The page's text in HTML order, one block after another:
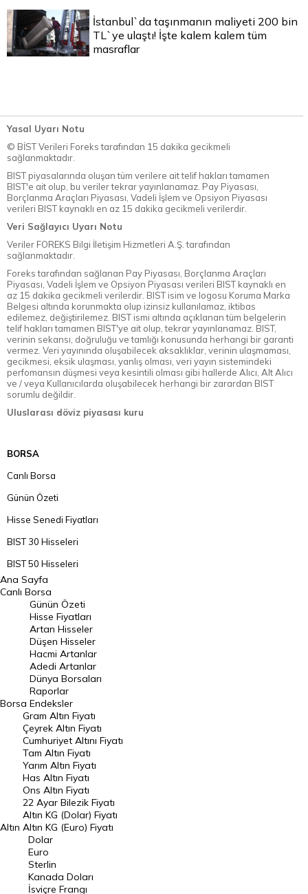
İstanbul`da taşınmanın maliyeti 200 bin
TL`ye ulaştı! İşte kalem kalem tüm
masraflar
Yasal Uyarı Notu
© BİST Verileri Foreks tarafından 15 dakika gecikmeli
sağlanmaktadır.
BIST piyasalarında oluşan tüm verilere ait telif hakları tamamen
BIST'e ait olup, bu veriler tekrar yayınlanamaz. Pay Piyasası,
Borçlanma Araçları Piyasası, Vadeli İşlem ve Opsiyon Piyasası
verileri BIST kaynaklı en az 15 dakika gecikmeli verilerdir.
Veri Sağlayıcı Uyarı Notu
Veriler FOREKS Bilgi İletişim Hizmetleri A.Ş. tarafından
sağlanmaktadır.
Foreks tarafından sağlanan Pay Piyasası, Borçlanma Araçları
Piyasası, Vadeli İşlem ve Opsiyon Piyasası verileri BIST kaynaklı en
az 15 dakika gecikmeli verilerdir. BIST isim ve logosu Koruma Marka
Belgesi altında korunmakta olup izinsiz kullanılamaz, iktibas
edilemez, değiştirilemez. BIST ismi altında açıklanan tüm belgelerin
telif hakları tamamen BIST'ye ait olup, tekrar yayınlanamaz. BIST,
verinin sekansı, doğruluğu ve tamlığı konusunda herhangi bir garanti
vermez. Veri yayınında oluşabilecek aksaklıklar, verinin ulaşmaması,
gecikmesi, eksik ulaşması, yanlış olması, veri yayın sistemindeki
perfomansın düşmesi veya kesintili olması gibi hallerde Alıcı, Alt Alıcı
ve / veya Kullanıcılarda oluşabilecek herhangi bir zarardan BIST
sorumlu değildir.
Uluslarası döviz piyasası kuru
BORSA
Canlı Borsa
Günün Özeti
Hisse Senedi Fiyatları
BIST 30 Hisseleri
BIST 50 Hisseleri
BIST 100 Hisseleri
En Çok Artan Hisseler
En Çok Düşen Hisseler
Hacmi Artanlar
Geçmiş Kapanışlar
Dünya Borsaları
Raporlar
Endeksler
DÖVİZ
Döviz Kuru
Dolar Kuru
Euro Kuru
Pound Kuru
Frank Kuru
Ana Sayfa
Canlı Borsa
Borsa
Günün Özeti
Hisse Fiyatları
Artan Hisseler
Düşen Hisseler
Hacmi Artanlar
Adedi Artanlar
Dünya Borsaları
Raporlar
Endeksler
Altın
Gram Altın Fiyatı
Çeyrek Altın Fiyatı
Cumhuriyet Altını Fiyatı
Tam Altın Fiyatı
Yarım Altın Fiyatı
Has Altın Fiyatı
Ons Altın Fiyatı
22 Ayar Bilezik Fiyatı
Altın KG (Dolar) Fiyatı
Altın KG (Euro) Fiyatı
Dolar
Euro
Sterlin
Kanada Doları
İsviçre Frangı